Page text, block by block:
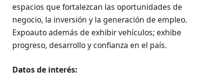
espacios que fortalezcan las oportunidades de
negocio, la inversión y la generación de empleo.
Expoauto además de exhibir vehículos; exhibe
progreso, desarrollo y confianza en el país.
Datos de interés: